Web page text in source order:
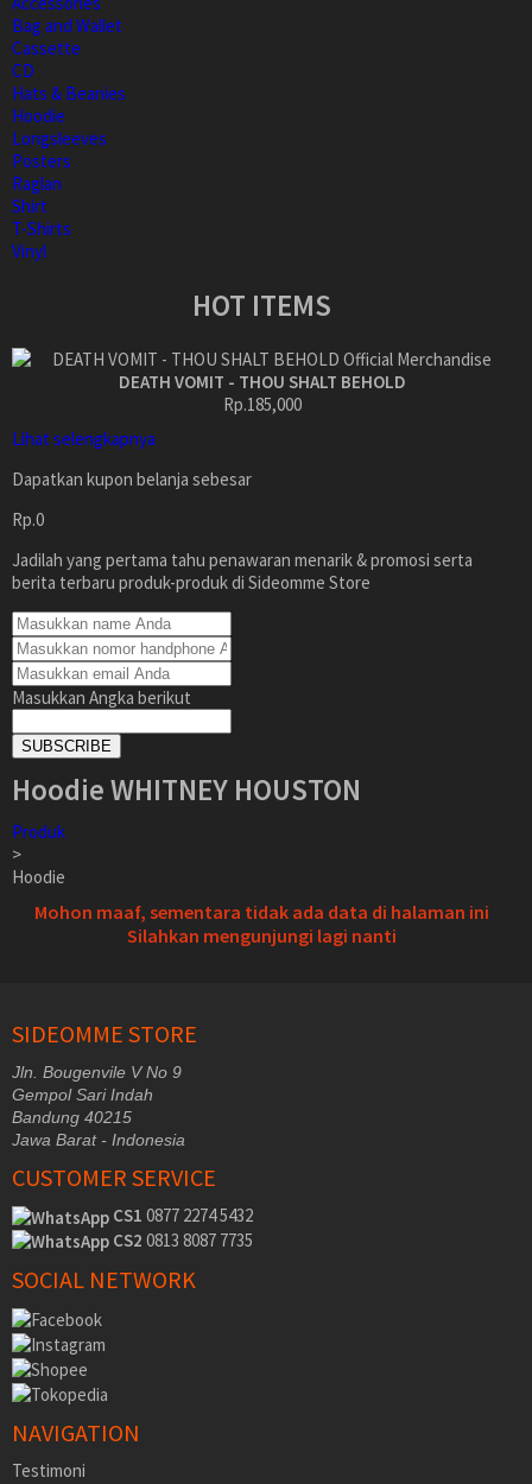
Bag and Wallet
Cassette
CD
Hats & Beanies
Hoodie
Longsleeves
Posters
Raglan
Shirt
T-Shirts
Vinyl
HOT ITEMS
DEATH VOMIT - THOU SHALT BEHOLD
Rp.185,000
Lihat selengkapnya
Dapatkan kupon belanja sebesar
Rp.0
Jadilah yang pertama tahu penawaran menarik & promosi serta
berita terbaru produk-produk di Sideomme Store
Masukkan Angka berikut
SUBSCRIBE
Hoodie WHITNEY HOUSTON
Produk
>
Hoodie
Mohon maaf, sementara tidak ada data di halaman ini
Silahkan mengunjungi lagi nanti
SIDEOMME STORE
Jln. Bougenvile V No 9
Gempol Sari Indah
Bandung 40215
Jawa Barat - Indonesia
CUSTOMER SERVICE
CS1 0877 2274 5432
CS2 0813 8087 7735
SOCIAL NETWORK
NAVIGATION
Testimoni